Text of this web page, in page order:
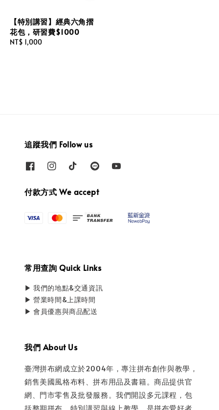
【特別講習】經典六角摺
花包，研習費$1000
Regular
NT$ 1,000
追蹤我們 Follow us
付款方式 We accept
常用查詢 Quick Links
▶ 我們的地點&交通資訊
▶ 營業時間&上課時間
▶ 會員優惠與商品配送
我們 About Us
臺灣拼布網成立於2004年，專注拼布創作與教學，
銷售美國風格布料、拼布用品及書籍。商品提供官
網、門市零售及批發服務。我們開設多元課程，包
括整期拼布、特別講習與線上教學，是拼布愛好者